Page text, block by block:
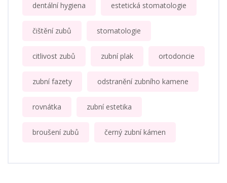
dentální hygiena estetická stomatologie
čištění zubů stomatologie
citlivost zubů zubní plak ortodoncie
zubní fazety odstranění zubního kamene
rovnátka zubní estetika
broušení zubů černý zubní kámen